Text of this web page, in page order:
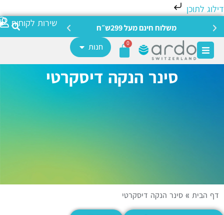
לתוכן
שירות לקוחות
משלוח חינם מעל 299ש״ח צריכה
חנות
סינר הנקה דיסקרטי
דף הבית»סינר הנקה דיסקרטי